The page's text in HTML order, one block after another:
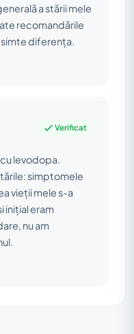
a stării mele
recomandările
diferența.
Verificat
levodopa.
simptomele
vieții mele s-a
inițial eram
nu am